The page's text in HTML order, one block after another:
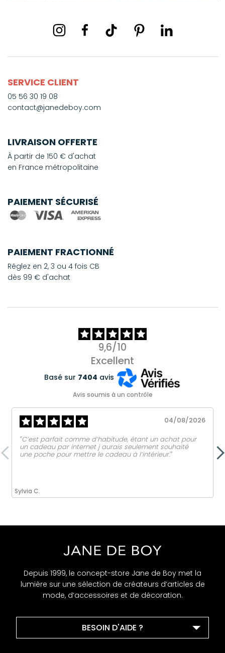
SERVICE CLIENT
05 56 30 19 08
contact@janedeboy.com
LIVRAISON OFFERTE
À partir de 150 € d'achat
en France métropolitaine
PAIEMENT SÉCURISÉ
PAIEMENT FRACTIONNÉ
Réglez en 2, 3 ou 4 fois CB
dès 99 € d'achat
9,6/10
Excellent
Basé sur 7404 avis
Avis soumis à un contrôle
Sylvia C.
04/08/2026
‟C’est parfait comme d’habitude, étant un achat pour
un cadeau par internet j aurais seulement souhaité
une poche pour mettre le cadeau à l’intérieur.ˮ
Depuis 1999, le concept-store Jane de Boy met la
lumière sur une sélection de créateurs d’articles de
mode, d’accessoires et de décoration.
BESOIN D'AIDE ?